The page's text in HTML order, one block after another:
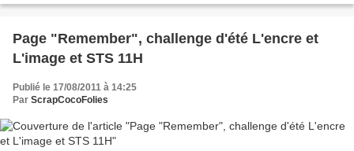
Page "Remember", challenge d'été L'encre et
L'image et STS 11H
Publié le 17/08/2011 à 14:25
Par ScrapCocoFolies